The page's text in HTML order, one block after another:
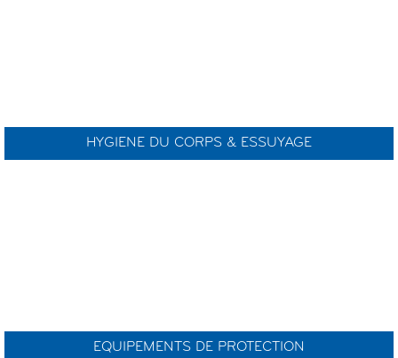
HYGIENE DU CORPS & ESSUYAGE
EQUIPEMENTS DE PROTECTION